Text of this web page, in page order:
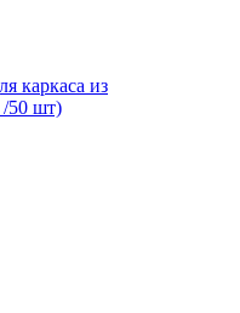
каркаса из
/50 шт)